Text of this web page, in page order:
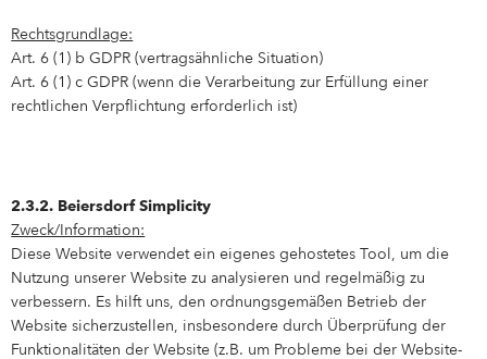
Rechtsgrundlage:
Art. 6 (1) b GDPR (vertragsähnliche Situation)
Art. 6 (1) c GDPR (wenn die Verarbeitung zur Erfüllung einer
rechtlichen Verpflichtung erforderlich ist)
2.3.2. Beiersdorf Simplicity
Zweck/Information:
Diese Website verwendet ein eigenes gehostetes Tool, um die
Nutzung unserer Website zu analysieren und regelmäßig zu
verbessern. Es hilft uns, den ordnungsgemäßen Betrieb der
Website sicherzustellen, insbesondere durch Überprüfung der
Funktionalitäten der Website (z.B. um Probleme bei der Website-